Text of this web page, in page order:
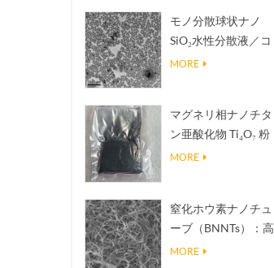
モノ分散球状ナノ
SiO₂水性分散液／コ
ロイド
MORE
マグネリ相ナノチタ
ン亜酸化物 Ti₄O₇ 粉
末
MORE
窒化ホウ素ナノチュ
ーブ（BNNTs）：高
熱伝導放熱フィラー
MORE